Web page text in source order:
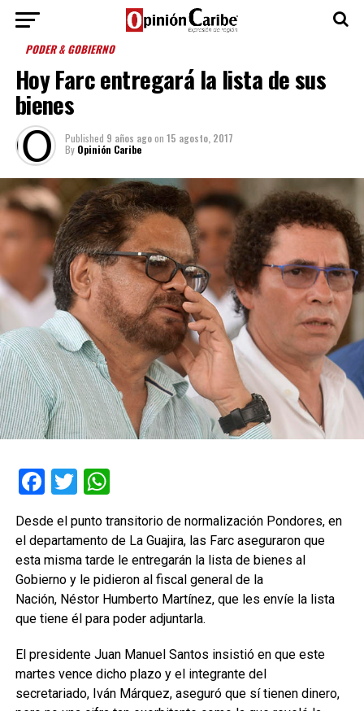
PODER & GOBIERNO
Hoy Farc entregará la lista de sus
bienes
Published 9 años agoon 15 agosto, 2017
By Opinión Caribe
Facebook
TwitterWhatsApp
Desde el punto transitorio de normalización Pondores, en
el departamento de La Guajira, las Farc aseguraron que
esta misma tarde le entregarán la lista de bienes al
Gobierno y le pidieron al fiscal general de la
Nación, Néstor Humberto Martínez, que les envíe la lista
que tiene él para poder adjuntarla.
El presidente Juan Manuel Santos insistió en que este
martes vence dicho plazo y el integrante del
secretariado, Iván Márquez, aseguró que sí tienen dinero,